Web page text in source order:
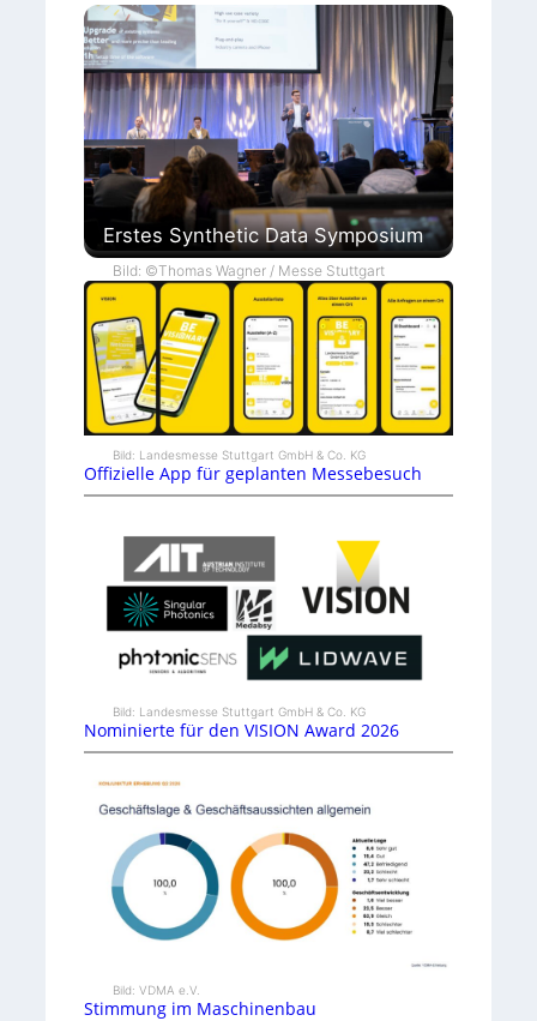
Erstes Synthetic Data Symposium
Bild: ©Thomas Wagner / Messe Stuttgart
Bild: Landesmesse Stuttgart GmbH & Co. KG
Offizielle App für geplanten Messebesuch
Bild: Landesmesse Stuttgart GmbH & Co. KG
Nominierte für den VISION Award 2026
Bild: VDMA e.V.
Stimmung im Maschinenbau